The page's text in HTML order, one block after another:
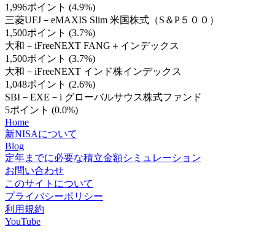
1,996ポイント (4.9%)
三菱UFJ－eMAXIS Slim 米国株式（S＆P５００）
1,500ポイント (3.7%)
大和－iFreeNEXT FANG＋インデックス
1,500ポイント (3.7%)
大和－iFreeNEXT インド株インデックス
1,048ポイント (2.6%)
SBI－EXE－i グローバルサウス株式ファンド
5ポイント (0.0%)
Home
新NISAについて
Blog
定年までに必要な積立金額シミュレーション
お問い合わせ
このサイトについて
プライバシーポリシー
利用規約
YouTube